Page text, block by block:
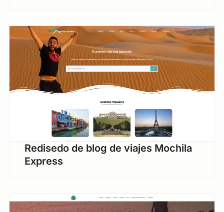
Redisedo de blog de viajes Mochila
Express